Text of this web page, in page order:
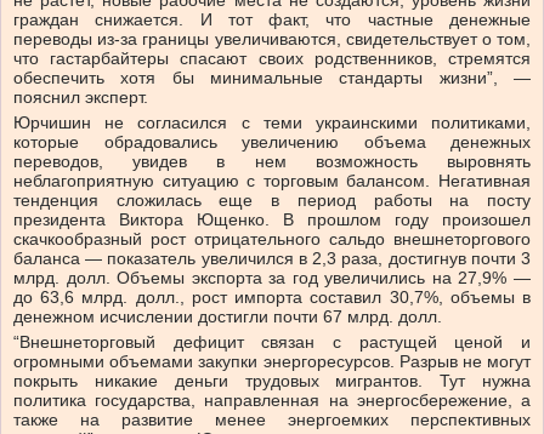
граждан снижается. И тот факт, что частные денежные
переводы из-за границы увеличиваются, свидетельствует о том,
что гастарбайтеры спасают своих родственников, стремятся
обеспечить хотя бы минимальные стандарты жизни”, —
пояснил эксперт.
Юрчишин не согласился с теми украинскими политиками,
которые обрадовались увеличению объема денежных
переводов, увидев в нем возможность выровнять
неблагоприятную ситуацию с торговым балансом. Негативная
тенденция сложилась еще в период работы на посту
президента Виктора Ющенко. В прошлом году произошел
скачкообразный рост отрицательного сальдо внешнеторгового
баланса — показатель увеличился в 2,3 раза, достигнув почти 3
млрд. долл. Объемы экспорта за год увеличились на 27,9% —
до 63,6 млрд. долл., рост импорта составил 30,7%, объемы в
денежном исчислении достигли почти 67 млрд. долл.
“Внешнеторговый дефицит связан с растущей ценой и
огромными объемами закупки энергоресурсов. Разрыв не могут
покрыть никакие деньги трудовых мигрантов. Тут нужна
политика государства, направленная на энергосбережение, а
также на развитие менее энергоемких перспективных